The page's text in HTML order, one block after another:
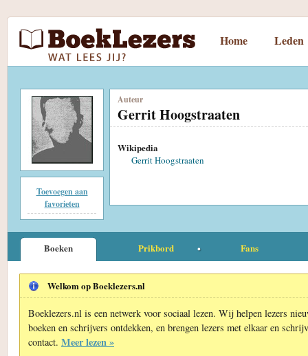
Home Leden
Toevoegen aan
favorieten
Auteur
Gerrit Hoogstraaten
Wikipedia
Gerrit Hoogstraaten
Boeken Prikbord Fans
Welkom op Boeklezers.nl
Boeklezers.nl is een netwerk voor sociaal lezen. Wij helpen lezers
boeken en schrijvers ontdekken, en brengen lezers met elkaar en
contact. Meer lezen »